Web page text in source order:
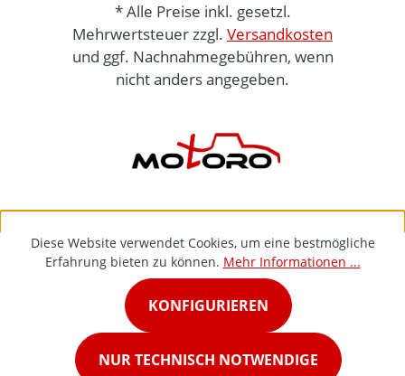
* Alle Preise inkl. gesetzl.
Mehrwertsteuer zzgl. Versandkosten
und ggf. Nachnahmegebühren, wenn
nicht anders angegeben.
Diese Website verwendet Cookies, um eine bestmögliche
Erfahrung bieten zu können. Mehr Informationen ...
NUR TECHNISCH NOTWENDIGE
KONFIGURIEREN